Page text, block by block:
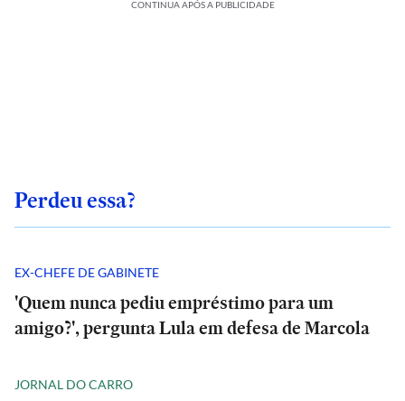
CONTINUA APÓS A PUBLICIDADE
Perdeu essa?
EX-CHEFE DE GABINETE
'Quem nunca pediu empréstimo para um
amigo?', pergunta Lula em defesa de Marcola
JORNAL DO CARRO